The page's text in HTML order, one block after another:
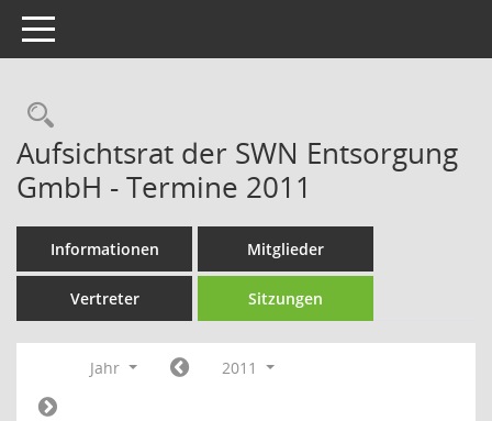
Toggle navigation
Rechercheauswahl
Aufsichtsrat der SWN Entsorgung
GmbH - Termine 2011
Informationen Mitglieder
Vertreter Sitzungen
Jahr 2011